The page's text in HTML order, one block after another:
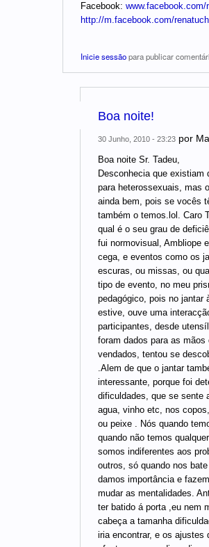
Facebook: www.facebook.com/
http://m.facebook.com/
Inicie sessãopara publicar
Boa noite!
30 Junho, 2010 - 23:23 por
Boa noite Sr. Tadeu,
Desconhecia que existiam
para heterossexuais, mas
ainda bem, pois se vocês
também o temos.lol. Caro
qual é o seu grau de
fui normovisual, Ambliope
cega, e eventos como os
escuras, ou missas, ou
tipo de evento, no meu
pedagógico, pois no jantar
estive, ouve uma
participantes, desde
foram dados para as mãos
vendados, tentou se
.Alem de que o jantar
interessante, porque foi
dificuldades, que se sente
agua, vinho etc, nos
ou peixe . Nós quando
quando não temos
somos indiferentes aos
outros, só quando nos
damos importância e
mudar as mentalidades.
ter batido á porta ,eu nem
cabeça a tamanha
iria encontrar, e os ajustes